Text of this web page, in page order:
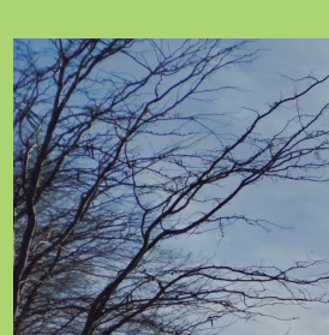
здесь